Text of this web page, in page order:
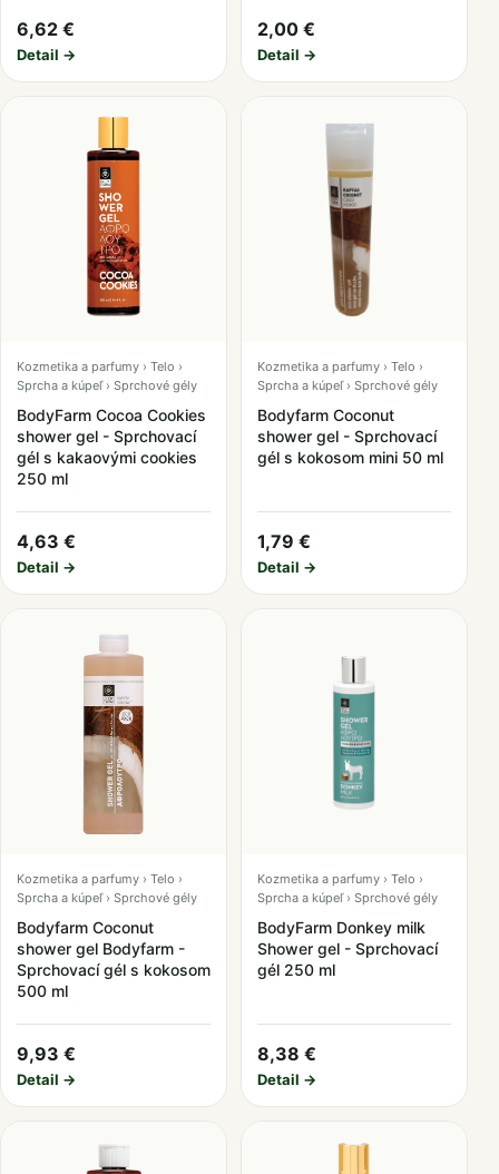
6,62 €
Detail →
2,00 €
Detail →
Kozmetika a parfumy › Telo ›
Sprcha a kúpeľ › Sprchové gély
BodyFarm Cocoa Cookies
shower gel - Sprchovací
gél s kakaovými cookies
250 ml
4,63 €
Detail →
Kozmetika a parfumy › Telo ›
Sprcha a kúpeľ › Sprchové gély
Bodyfarm Coconut
shower gel - Sprchovací
gél s kokosom mini 50 ml
1,79 €
Detail →
Kozmetika a parfumy › Telo ›
Sprcha a kúpeľ › Sprchové gély
Bodyfarm Coconut
shower gel Bodyfarm -
Sprchovací gél s kokosom
500 ml
9,93 €
Detail →
Kozmetika a parfumy › Telo ›
Sprcha a kúpeľ › Sprchové gély
BodyFarm Donkey milk
Shower gel - Sprchovací
gél 250 ml
8,38 €
Detail →